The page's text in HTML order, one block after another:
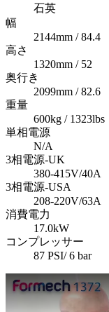
石英
幅
2144mm / 84.4
高さ
1320mm / 52
奥行き
2099mm / 82.6
重量
600kg / 1323lbs
単相電源
N/A
3相電源-UK
380-415V/40A
3相電源-USA
208-220V/63A
消費電力
17.0kW
コンプレッサー
87 PSI/ 6 bar